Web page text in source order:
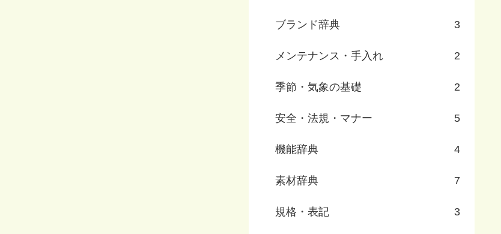
ブランド辞典 3
メンテナンス・手入れ 2
季節・気象の基礎 2
安全・法規・マナー 5
機能辞典 4
素材辞典 7
規格・表記 3